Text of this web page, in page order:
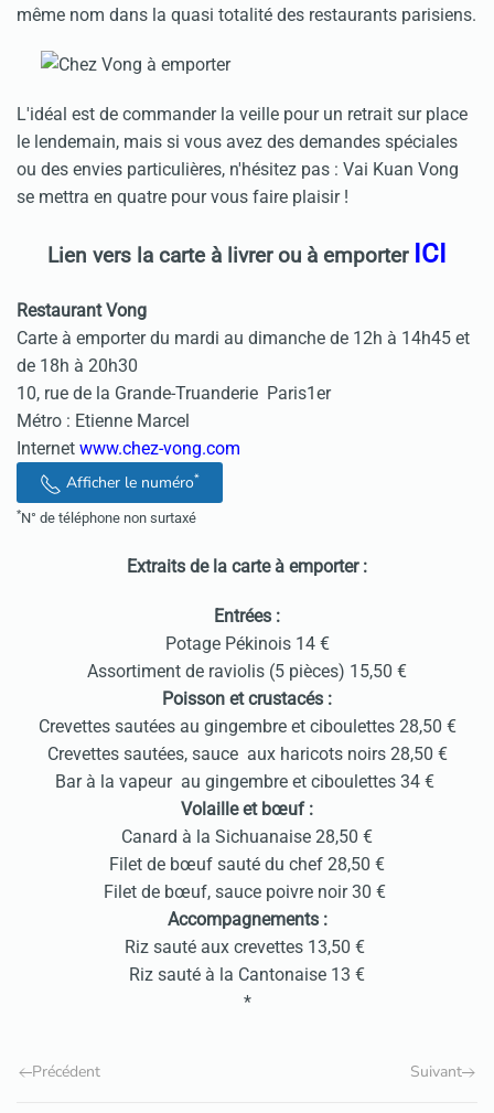
même nom dans la quasi totalité des restaurants parisiens.
L'idéal est de commander la veille pour un retrait sur place
le lendemain, mais si vous avez des demandes spéciales
ou des envies particulières, n'hésitez pas : Vai Kuan Vong
se mettra en quatre pour vous faire plaisir !
Lien vers la carte à livrer ou à emporter ICI
Restaurant Vong
Carte à emporter du mardi au dimanche de 12h à 14h45 et
de 18h à 20h30
10, rue de la Grande-Truanderie Paris1er
Métro : Etienne Marcel
Internet www.chez-vong.com
Afficher le numéro*
*N° de téléphone non surtaxé
Extraits de la carte à emporter :
Entrées :
Potage Pékinois 14 €
Assortiment de raviolis (5 pièces) 15,50 €
Poisson et crustacés :
Crevettes sautées au gingembre et ciboulettes 28,50 €
Crevettes sautées, sauce aux haricots noirs 28,50 €
Bar à la vapeur au gingembre et ciboulettes 34 €
Volaille et bœuf :
Canard à la Sichuanaise 28,50 €
Filet de bœuf sauté du chef 28,50 €
Filet de bœuf, sauce poivre noir 30 €
Accompagnements :
Riz sauté aux crevettes 13,50 €
Riz sauté à la Cantonaise 13 €
*
Précédent Suivant